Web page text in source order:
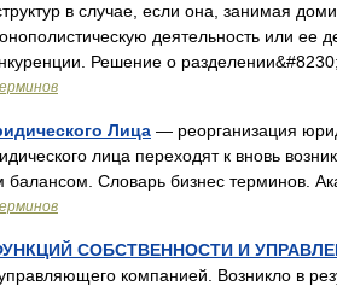
в случае, если она, занимая
деятельность или ее
Решение о
Лица — реорганизация
лица переходят к вновь
балансом. Словарь бизнес терминов.
СОБСТВЕННОСТИ И
компанией. Возникло в